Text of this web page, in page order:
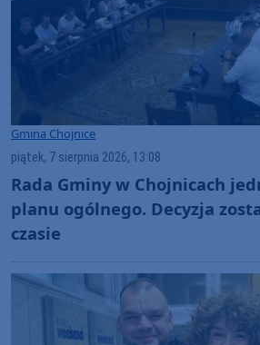
Gmina Chojnice
piątek, 7 sierpnia 2026, 13:08
Rada Gminy w Chojnicach
planu ogólnego. Decyzja
czasie